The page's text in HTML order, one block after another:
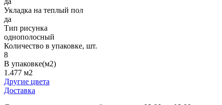
Укладка на теплый пол
да
Тип рисунка
однополосный
Количество в упаковке, шт.
8
В упаковке(м2)
1.477 м2
Другие цвета
Доставка